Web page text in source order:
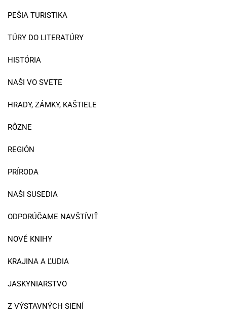
PEŠIA TURISTIKA
TÚRY DO LITERATÚRY
HISTÓRIA
NAŠI VO SVETE
HRADY, ZÁMKY, KAŠTIELE
RÔZNE
REGIÓN
PRÍRODA
NAŠI SUSEDIA
ODPORÚČAME NAVŠTÍVIŤ
NOVÉ KNIHY
KRAJINA A ĽUDIA
JASKYNIARSTVO
Z VÝSTAVNÝCH SIENÍ